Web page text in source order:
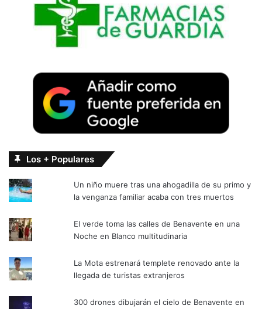
Los + Populares
Un niño muere tras una ahogadilla de su primo y
la venganza familiar acaba con tres muertos
El verde toma las calles de Benavente en una
Noche en Blanco multitudinaria
La Mota estrenará templete renovado ante la
llegada de turistas extranjeros
300 drones dibujarán el cielo de Benavente en